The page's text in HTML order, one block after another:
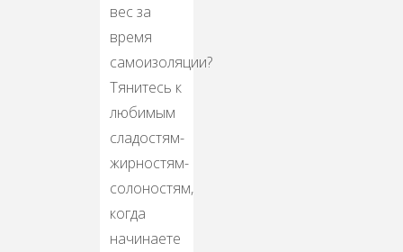
вес за
время
самоизоляции?
Тянитесь к
любимым
сладостям-
жирностям-
солоностям,
когда
начинаете